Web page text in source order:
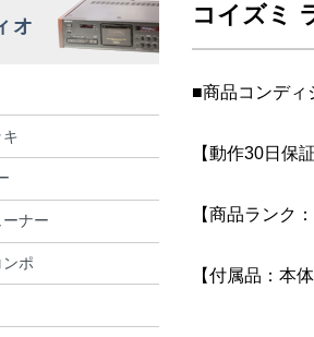
コイズミ
■商品コンディ
【動作30日保証
【商品ランク
【付属品：本
オ
ナー
ポ